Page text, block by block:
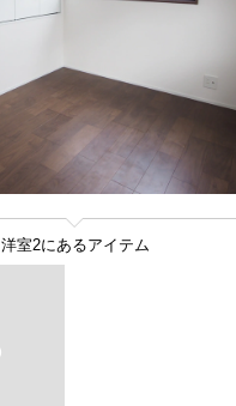
洋室2にあるアイテム